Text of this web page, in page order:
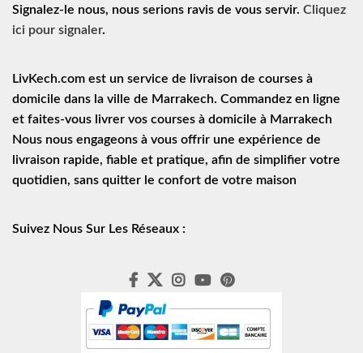
Signalez-le nous, nous serions ravis de vous servir. Cliquez
ici pour signaler.
LivKech.com est un service de
livraison de courses à
domicile dans la ville de Marrakech. Commandez en ligne
et faites-vous livrer vos courses à domicile à Marrakech
Nous nous engageons à vous offrir une expérience de
livraison rapide, fiable et pratique, afin de simplifier votre
quotidien, sans quitter le confort de votre maison
Suivez Nous Sur Les Réseaux :